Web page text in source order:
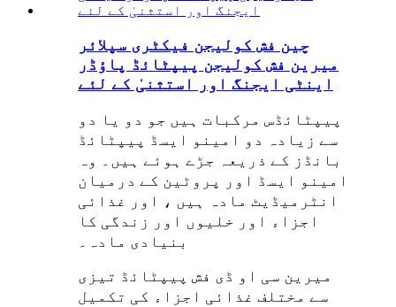
چین فش کولیجن فیکٹری سپلائر
میرین فش کولیجن پیپٹائڈ پاؤڈر
اینٹی ایجنگ اور استثنیٰ کے لئے
پیپٹائڈس مرکبات ہیں جو دو یا دو
سے زیادہ دو امینو ایسڈ پیپٹائڈ
بانڈز کے ذریعہ جڑے ہوئے ہیں۔ وہ
امینو ایسڈ اور پروٹین کے درمیان
انٹرمیڈیٹ مادہ ہیں ، اور غذائی
اجزاء اور خلیوں اور زندگی کا
بنیادی مادہ۔
میرین سی او ڈی فش پیپٹائڈ تیزی
سے مختلف غذائی اجزاء کی تکمیل